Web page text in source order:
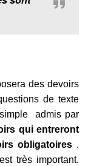
des devoirs
de texte
admis par
qui entreront
obligatoires .
très important.